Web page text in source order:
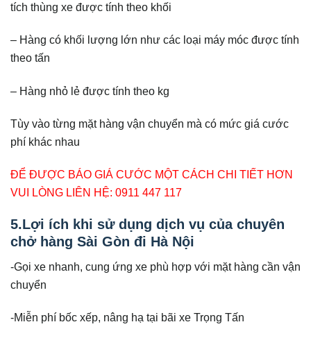
tích thùng xe được tính theo khối
– Hàng có khối lượng lớn như các loại máy móc được tính
theo tấn
– Hàng nhỏ lẻ được tính theo kg
Tùy vào từng mặt hàng vận chuyển mà có mức giá cước
phí khác nhau
ĐỂ ĐƯỢC BÁO GIÁ CƯỚC MỘT CÁCH CHI TIẾT HƠN
VUI LÒNG LIÊN HỆ: 0911 447 117
5.Lợi ích khi sử dụng dịch vụ của chuyên
chở hàng Sài Gòn đi Hà Nội
-Gọi xe nhanh, cung ứng xe phù hợp với mặt hàng cần vận
chuyển
-Miễn phí bốc xếp, nâng hạ tại bãi xe Trọng Tấn